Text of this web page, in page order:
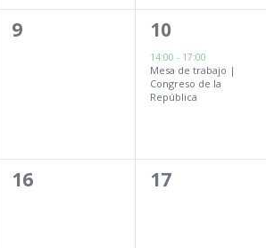
0
9
1
evento,
10
14:00 - 17:00
Mesa de trabajo |
Congreso de la
República
0
16
0
17